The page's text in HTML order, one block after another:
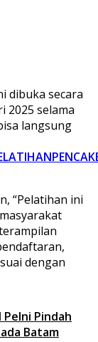
dibuka secara
2025 selama
langsung
“Pelatihan ini
dengan
Pelni Pindah
Batam